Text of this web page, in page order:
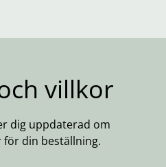
villkor
dig uppdaterad om
för din beställning.